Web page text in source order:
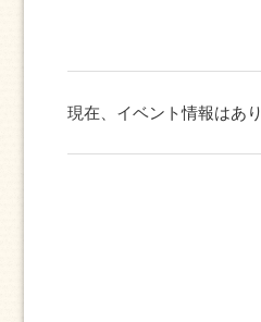
現在、イベント情報はあり